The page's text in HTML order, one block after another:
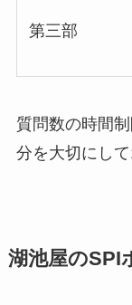
第三部
質問数の時間
分を大切にし
湖池屋のSPI